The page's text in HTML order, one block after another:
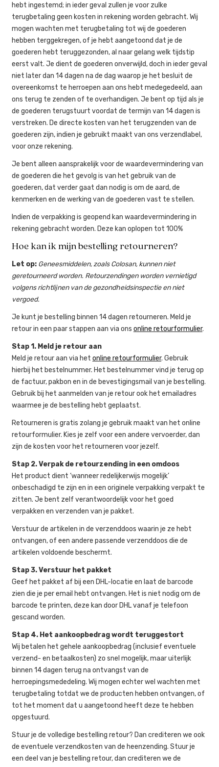
hebt ingestemd; in ieder geval zullen je voor zulke
terugbetaling geen kosten in rekening worden gebracht. Wij
mogen wachten met terugbetaling tot wij de goederen
hebben terggekregen, of je hebt aangetoond dat je de
goederen hebt teruggezonden, al naar gelang welk tijdstip
eerst valt. Je dient de goederen onverwijld, doch in ieder geval
niet later dan 14 dagen na de dag waarop je het besluit de
overeenkomst te herroepen aan ons hebt medegedeeld, aan
ons terug te zenden of te overhandigen. Je bent op tijd als je
de goederen terugstuurt voordat de termijn van 14 dagen is
verstreken. De directe kosten van het terugzenden van de
goederen zijn, indien je gebruikt maakt van ons verzendlabel,
voor onze rekening.
Je bent alleen aansprakelijk voor de waardevermindering van
de goederen die het gevolg is van het gebruik van de
goederen, dat verder gaat dan nodig is om de aard, de
kenmerken en de werking van de goederen vast te stellen.
Indien de verpakking is geopend kan waardevermindering in
rekening gebracht worden. Deze kan oplopen tot 100%
Hoe kan ik mijn bestelling retourneren?
Let op: Geneesmiddelen, zoals Colosan, kunnen niet
geretourneerd worden. Retourzendingen worden vernietigd
volgens richtlijnen van de gezondheidsinspectie en niet
vergoed.
Je kunt je bestelling binnen 14 dagen retourneren. Meld je
retour in een paar stappen aan via ons online retourformulier.
Stap 1. Meld je retour aan
Meld je retour aan via het online retourformulier. Gebruik
hierbij het bestelnummer. Het bestelnummer vind je terug op
de factuur, pakbon en in de bevestigingsmail van je bestelling.
Gebruik bij het aanmelden van je retour ook het emailadres
waarmee je de bestelling hebt geplaatst.
Retourneren is gratis zolang je gebruik maakt van het online
retourformulier. Kies je zelf voor een andere vervoerder, dan
zijn de kosten voor het retourneren voor jezelf.
Stap 2. Verpak de retourzending in een omdoos
Het product dient ‘wanneer redelijkerwijs mogelijk’
onbeschadigd te zijn en in een originele verpakking verpakt te
zitten. Je bent zelf verantwoordelijk voor het goed
verpakken en verzenden van je pakket.
Verstuur de artikelen in de verzenddoos waarin je ze hebt
ontvangen, of een andere passende verzenddoos die de
artikelen voldoende beschermt.
Stap 3. Verstuur het pakket
Geef het pakket af bij een DHL-locatie en laat de barcode
zien die je per email hebt ontvangen. Het is niet nodig om de
barcode te printen, deze kan door DHL vanaf je telefoon
gescand worden.
Stap 4. Het aankoopbedrag wordt teruggestort
Wij betalen het gehele aankoopbedrag (inclusief eventuele
verzend- en betaalkosten) zo snel mogelijk, maar uiterlijk
binnen 14 dagen terug na ontvangst van de
herroepingsmededeling. Wij mogen echter wel wachten met
terugbetaling totdat we de producten hebben ontvangen, of
tot het moment dat u aangetoond heeft deze te hebben
opgestuurd.
Stuur je de volledige bestelling retour? Dan crediteren we ook
de eventuele verzendkosten van de heenzending. Stuur je
een deel van je bestelling retour, dan crediteren we de